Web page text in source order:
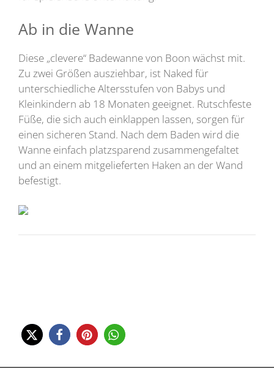
Ab in die Wanne
Diese „clevere“ Badewanne von Boon wächst mit.
Zu zwei Größen ausziehbar, ist Naked für
unterschiedliche Altersstufen von Babys und
Kleinkindern ab 18 Monaten geeignet. Rutschfeste
Füße, die sich auch einklappen lassen, sorgen für
einen sicheren Stand. Nach dem Baden wird die
Wanne einfach platzsparend zusammengefaltet
und an einem mitgelieferten Haken an der Wand
befestigt.